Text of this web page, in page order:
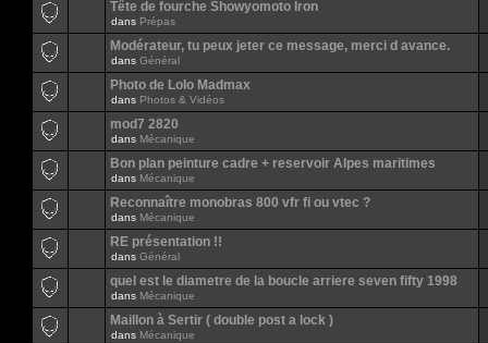
Tête de fourche Showyomoto Iron
dans Prépas
Modérateur, tu peux jeter ce message, merci d avance.
dans Général
Photo de Lolo Madmax
dans Photos & Vidéos
mod7 2820
dans Mécanique
Bon plan peinture cadre + reservoir Alpes maritimes
dans Mécanique
Reconnaître monobras 800 vfr fi ou vtec ?
dans Mécanique
RE présentation !!
dans Général
quel est le diametre de la boucle arriere seven fifty 1998
dans Mécanique
Maillon à Sertir ( double post a lock )
dans Mécanique